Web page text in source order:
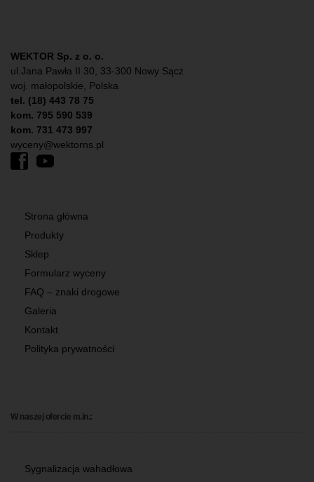
WEKTOR Sp. z o. o.
ul.Jana Pawła II 30, 33-300 Nowy Sącz
woj. małopolskie, Polska
tel. (18) 443 78 75
kom. 795 590 539
kom. 731 473 997
wyceny@wektorns.pl
Strona główna
Produkty
Sklep
Formularz wyceny
FAQ – znaki drogowe
Galeria
Kontakt
Polityka prywatności
W naszej ofercie m.in.:
Sygnalizacja wahadłowa